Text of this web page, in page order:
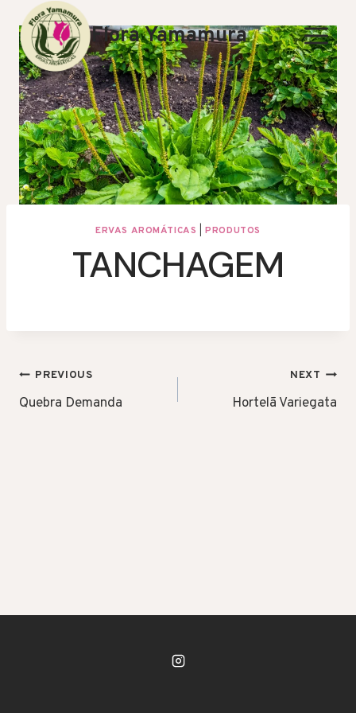
content
Flora Yamamura
ERVAS AROMÁTICAS |PRODUTOS
TANCHAGEM
POST
NAVIGATION
PREVIOUS
Quebra Demanda
NEXT
Hortelã Variegata